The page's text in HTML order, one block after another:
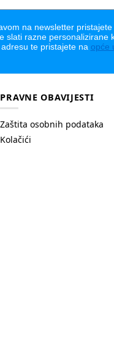
na newsletter
slati razne personalizirane
te pristajete na opće
PRAVNE OBAVIJESTI
Zaštita osobnih podataka
Kolačići